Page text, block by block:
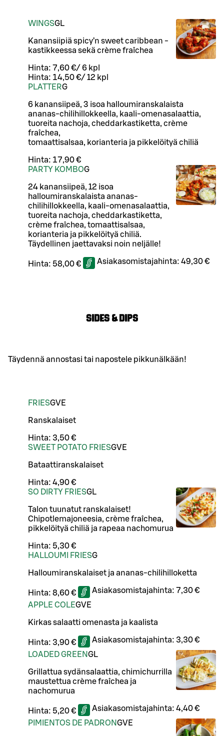
WINGSGL
Kanansiipiä spicy’n sweet caribbean -
kastikkeessa sekä crème fraîchea
Hinta: 7,60 €/ 6 kpl
Hinta: 14,50 €/ 12 kpl
PLATTERG
6 kanansiipeä, 3 isoa halloumiranskalaista
ananas-chilihillokkeella, kaali-omenasalaattia,
tuoreita nachoja, cheddarkastiketta, crème
fraîchea,
tomaattisalsaa, korianteria ja pikkelöityä chiliä
Hinta: 17,90 €
PARTY KOMBOG
24 kanansiipeä, 12 isoa
halloumiranskalaista ananas-
chilihillokkeella, kaali-omenasalaattia,
tuoreita nachoja, cheddarkastiketta,
crème fraîchea, tomaattisalsaa,
korianteria ja pikkelöityä chiliä.
Täydellinen jaettavaksi noin neljälle!
Hinta: 58,00 € Asiakasomistajahinta: 49,30 €
SIDES & DIPS
Täydennä annostasi tai napostele pikkunälkään!
FRIESGVE
Ranskalaiset
Hinta: 3,50 €
SWEET POTATO FRIESGVE
Bataattiranskalaiset
Hinta: 4,90 €
SO DIRTY FRIESGL
Talon tuunatut ranskalaiset!
Chipotlemajoneesia, crème fraîchea,
pikkelöityä chiliä ja rapeaa nachomurua
Hinta: 5,30 €
HALLOUMI FRIESG
Halloumiranskalaiset ja ananas-chilihilloketta
Hinta: 8,60 € Asiakasomistajahinta: 7,30 €
APPLE COLEGVE
Kirkas salaatti omenasta ja kaalista
Hinta: 3,90 € Asiakasomistajahinta: 3,30 €
LOADED GREENGL
Grillattua sydänsalaattia, chimichurrilla
maustettua crème fraîchea ja
nachomurua
Hinta: 5,20 € Asiakasomistajahinta: 4,40 €
PIMIENTOS DE PADRONGVE